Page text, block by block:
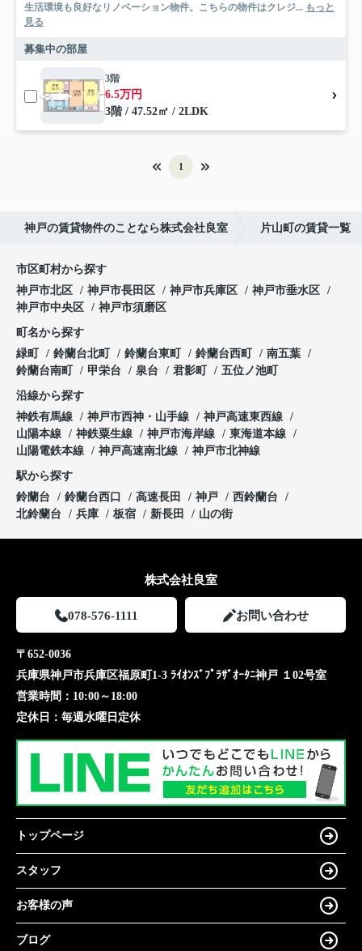
生活環境も良好なリノベーション物件。こちらの物件はクレジ... もっと
見る
募集中の部屋
3階
6.5万円
3階 / 47.52㎡ / 2LDK
1
神戸の賃貸物件のことなら株式会社良室 片山町の賃貸一覧
市区町村から探す
神戸市北区
神戸市長田区 神戸市兵庫区
神戸市垂水区
神戸市中央区
神戸市須磨区
町名から探す
緑町
鈴蘭台北町 鈴蘭台東町 鈴蘭台西町
南五葉
鈴蘭台南町
甲栄台 泉台 君影町 五位ノ池町
沿線から探す
神鉄有馬線
神戸市西神・山手線
神戸高速東西線
山陽本線
神鉄粟生線 神戸市海岸線
東海道本線
山陽電鉄本線
神戸高速南北線 神戸市北神線
駅から探す
鈴蘭台
鈴蘭台西口 高速長田 神戸
西鈴蘭台
北鈴蘭台
兵庫 板宿 新長田 山の街
株式会社良室
078-576-1111 お問い合わせ
〒652-0036
兵庫県神戸市兵庫区福原町1-3 ﾗｲｵﾝｽﾞﾌﾟﾗｻﾞｵｰﾀﾆ神戸 １02号室
営業時間： 10:00～18:00
定休日： 毎週水曜日定休
トップページ
スタッフ
お客様の声
ブログ